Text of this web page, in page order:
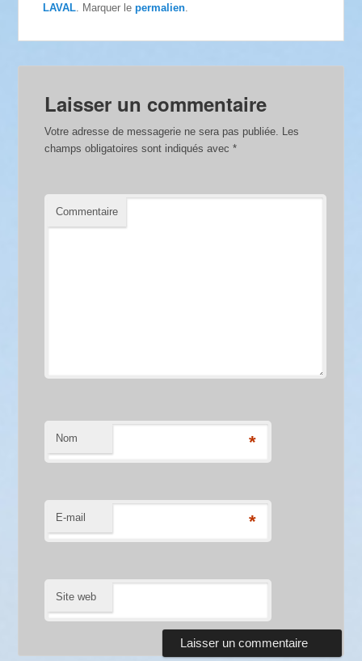
LAVAL . Marquer lepermalien
Laisser un commentaire
Votre adresse de messagerie ne sera pas publiée. Les
champs obligatoires sont indiqués avec*
Commentaire
Nom *
E-mail *
Site web